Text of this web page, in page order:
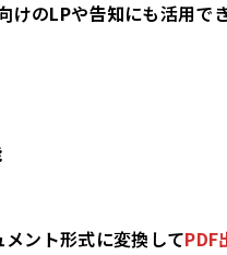
けのLPや告知にも活用で
ント形式に変換してPDF